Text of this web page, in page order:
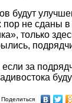
будут
пор не сданы
только
за
Поделиться